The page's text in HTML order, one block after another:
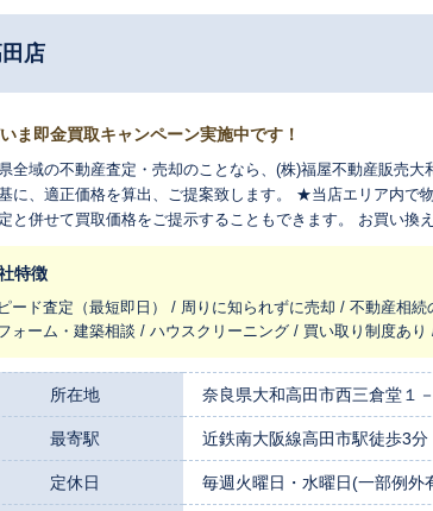
店
ま即金買取キャンペーン実施中です！
全域の不動産査定・売却のことなら、(株)福屋不動産販売
に、適正価格を算出、ご提案致します。 ★当店エリア内で
と併せて買取価格をご提示することもできます。 お買い換
ださい。
特徴
ード査定（最短即日） / 周りに知られずに売却 / 不動産相
ォーム・建築相談 / ハウスクリーニング / 買い取り制度あ
所在地 奈良県大和高田市西三倉堂１
最寄駅 近鉄南大阪線高田市駅徒歩3分
定休日 毎週火曜日・水曜日(一部例外